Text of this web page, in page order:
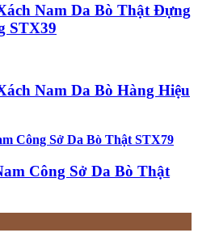
Nam Da Bò Thật Đựng
STX39
Nam Da Bò Hàng Hiệu
Công Sở Da Bò Thật